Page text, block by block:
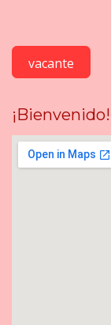
vacante
¡Bienvenido!